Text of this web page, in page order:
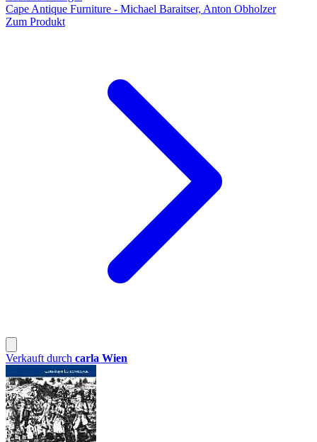
Cape Antique Furniture - Michael Baraitser, Anton Obholzer
Zum Produkt
Verkauft durch carla Wien